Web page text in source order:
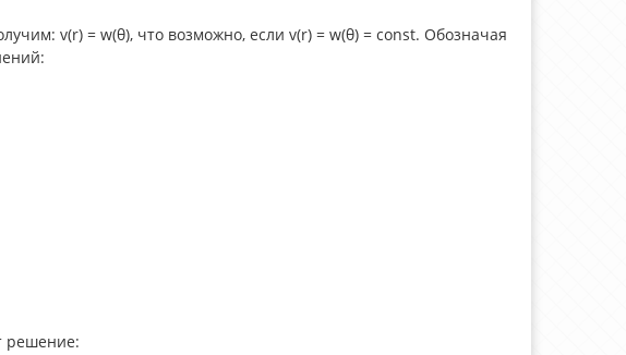
v(r) = w(θ), что возможно, если v(r) = w(θ) = const. Обозначая
решение: